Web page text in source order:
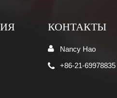
КОНТАКТЫ
Nancy Hao
+86-21-69978835